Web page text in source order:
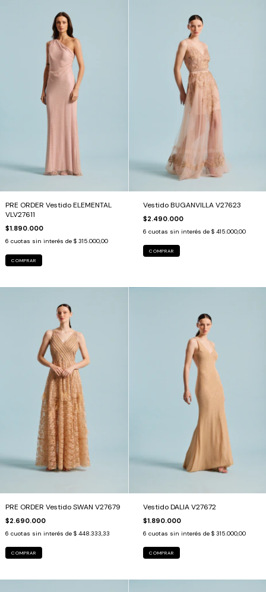
PRE ORDER Vestido ELEMENTAL
VLV27611
$1.890.000
6 cuotas sin interés de $ 315.000,00
COMPRAR
Vestido BUGANVILLA V27623
$2.490.000
6 cuotas sin interés de $ 415.000,00
COMPRAR
PRE ORDER Vestido SWAN V27679
$2.690.000
6 cuotas sin interés de $ 448.333,33
COMPRAR
Vestido DALIA V27672
$1.890.000
6 cuotas sin interés de $ 315.000,00
COMPRAR